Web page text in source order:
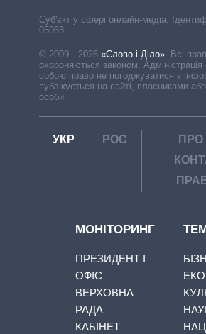
Cуб'єкт у сфері онлайн-медіа.
05063
© 2009—2026 «Слово і Діло». Всі
охороняються законом.
собою право не погоджуватися з
публікується на сайті, власниками або
особи.
УКР РОС
ПРО
МОНІТОРИНГ
ПРЕЗИДЕНТ І
ОФІС
ВЕРХОВНА
РАДА
КАБІНЕТ